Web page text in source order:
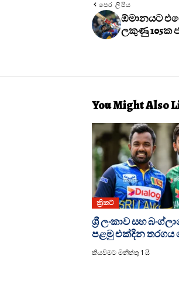
පෙර ලිපිය
ඕමානයට
ලකුණු 105ක
You Might Also
ක්‍රිකට්
ශ්‍රී ලංකාව සහ
පළමු එක්දින තරගය
කියවීමට මිනිත්තු 1 යි